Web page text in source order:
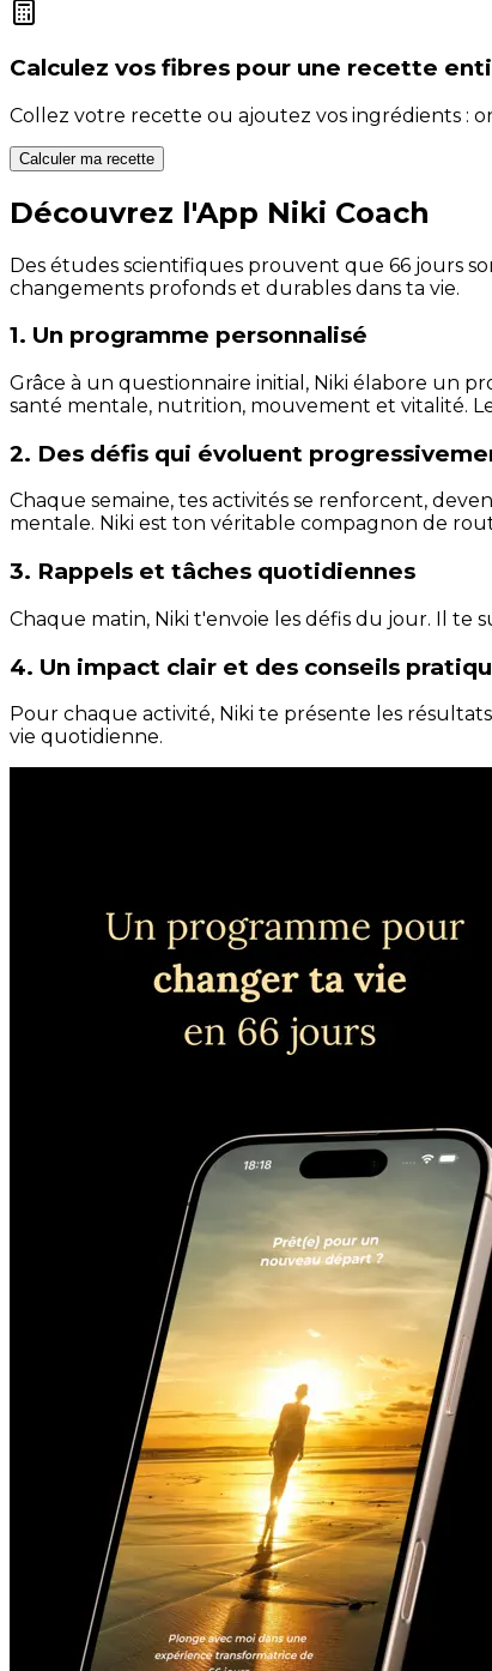
Calculez vos fibres pour une recette
Collez votre recette ou ajoutez vos ingrédients :
Calculer ma recette
Découvrez l'App Niki Coach
Des études scientifiques prouvent que 66 jours
changements profonds et durables dans ta vie.
1. Un programme personnalisé
Grâce à un questionnaire initial, Niki élabore un
santé mentale, nutrition, mouvement et vitalité.
2. Des défis qui évoluent
Chaque semaine, tes activités se renforcent,
mentale. Niki est ton véritable compagnon de
3. Rappels et tâches quotidiennes
Chaque matin, Niki t'envoie les défis du jour. Il te
4. Un impact clair et des conseils
Pour chaque activité, Niki te présente les
vie quotidienne.